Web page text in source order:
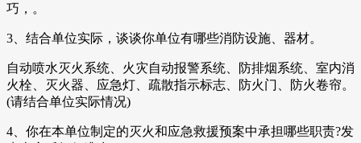
巧，。
3、结合单位实际，谈谈你单位有哪些消防设施、器材。
自动喷水灭火系统、火灾自动报警系统、防排烟系统、室内消
火栓、灭火器、应急灯、疏散指示标志、防火门、防火卷帘。
(请结合单位实际情况)
4、你在本单位制定的灭火和应急救援预案中承担哪些职责?发